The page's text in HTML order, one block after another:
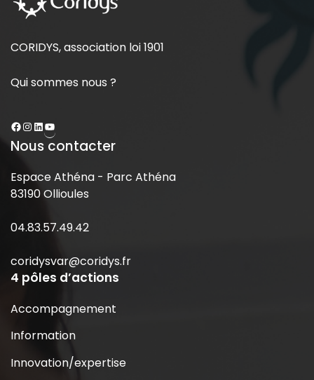
CORIDYS, association loi 1901
Qui sommes nous ?
Nous contacter
Espace Athéna - Parc Athéna
83190 Ollioules
04.83.57.49.42
coridysvar@coridys.fr
4 pôles d’actions
Accompagnement
Information
Innovation/expertise